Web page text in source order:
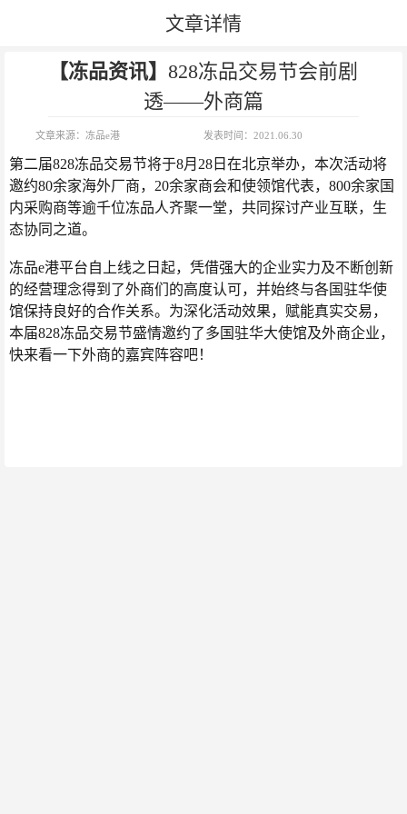
文章详情
【冻品资讯】828冻品交易节会前剧
透——外商篇
文章来源： 冻品e港 发表时间： 2021.06.30
第二届828冻品交易节将于8月28日在北京举办，本次活动将
邀约80余家海外厂商，20余家商会和使领馆代表，800余家国
内采购商等逾千位冻品人齐聚一堂，共同探讨产业互联，生
态协同之道。
冻品e港平台自上线之日起，凭借强大的企业实力及不断创新
的经营理念得到了外商们的高度认可，并始终与各国驻华使
馆保持良好的合作关系。为深化活动效果，赋能真实交易，
本届828冻品交易节盛情邀约了多国驻华大使馆及外商企业，
快来看一下外商的嘉宾阵容吧！